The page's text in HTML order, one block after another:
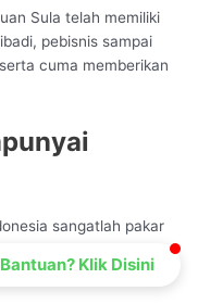
Sula telah memiliki
pebisnis sampai
cuma memberikan
sangatlah pakar
Tehnologi, kami
peningkatan sama
Klik Disini